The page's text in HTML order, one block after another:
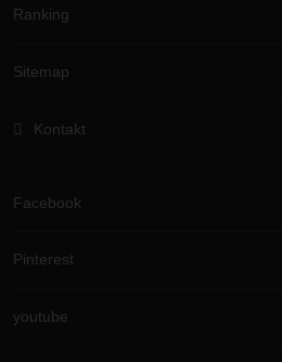
Ranking
Sitemap
Kontakt
Facebook
Pinterest
youtube